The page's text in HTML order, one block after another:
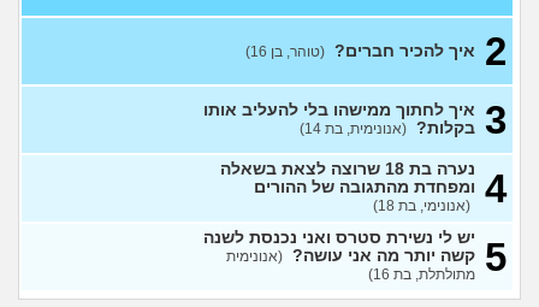
(בדוי, בן 17)
אין לי על מה לדבר אני מרגישה
לא מעניינת
5
בקרת הורים בגלישה
(Rin, בת
17)
עצות
נשארתי לבד בעולם
רוצה להיות מבין האנשים
היפים בעולם (היי, בן 20)
2 איך להכיר חברים? (טוהר, בן 16)
3 איך לחתוך ממישהו בלי להעליב אותו
בקלות? (אנונימית, בת 14)
4
נערה בת 18 שרוצה לצאת בשאלה
ומפחדת מהתגובה של ההורים
(אנונימי, בת 18)
5
יש לי נשירת סטרס ואני נכנסת לשנה
קשה יותר מה אני עושה? (אנונימית
מתולתלת, בת 16)